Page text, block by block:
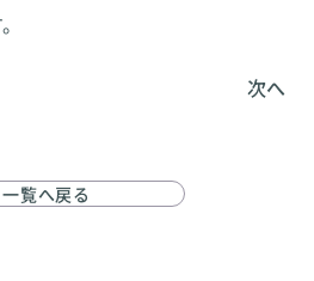
次へ
一覧へ戻る